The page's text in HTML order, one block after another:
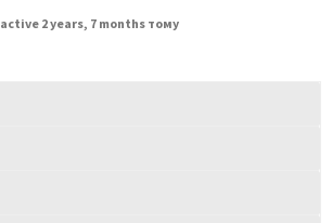
active 2 years, 7 months тому